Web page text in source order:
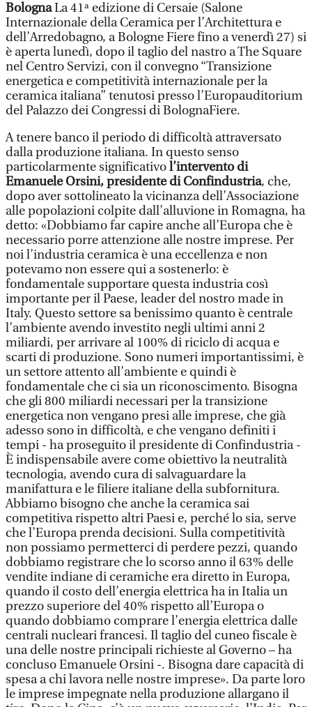
BolognaLa 41ª edizione di Cersaie (Salone
Internazionale della Ceramica per l’Architettura e
dell’Arredobagno, a Bologne Fiere fino a venerdì 27) si
è aperta lunedì, dopo il taglio del nastro a The Square
nel Centro Servizi, con il convegno “Transizione
energetica e competitività internazionale per la
ceramica italiana” tenutosi presso l’Europauditorium
del Palazzo dei Congressi di BolognaFiere.
A tenere banco il periodo di difficoltà attraversato
dalla produzione italiana. In questo senso
particolarmente significativol’intervento di
Emanuele Orsini, presidente di Confindustria, che,
dopo aver sottolineato la vicinanza dell’Associazione
alle popolazioni colpite dall’alluvione in Romagna, ha
detto: «Dobbiamo far capire anche all’Europa che è
necessario porre attenzione alle nostre imprese. Per
noi l’industria ceramica è una eccellenza e non
potevamo non essere qui a sostenerlo: è
fondamentale supportare questa industria così
importante per il Paese, leader del nostro made in
Italy. Questo settore sa benissimo quanto è centrale
l’ambiente avendo investito negli ultimi anni 2
miliardi, per arrivare al 100% di riciclo di acqua e
scarti di produzione. Sono numeri importantissimi, è
un settore attento all’ambiente e quindi è
fondamentale che ci sia un riconoscimento. Bisogna
che gli 800 miliardi necessari per la transizione
energetica non vengano presi alle imprese, che già
adesso sono in difficoltà, e che vengano definiti i
tempi - ha proseguito il presidente di Confindustria -
È indispensabile avere come obiettivo la neutralità
tecnologia, avendo cura di salvaguardare la
manifattura e le filiere italiane della subfornitura.
Abbiamo bisogno che anche la ceramica sai
competitiva rispetto altri Paesi e, perché lo sia, serve
che l’Europa prenda decisioni. Sulla competitività
non possiamo permetterci di perdere pezzi, quando
dobbiamo registrare che lo scorso anno il 63% delle
vendite indiane di ceramiche era diretto in Europa,
quando il costo dell’energia elettrica ha in Italia un
prezzo superiore del 40% rispetto all’Europa o
quando dobbiamo comprare l’energia elettrica dalle
centrali nucleari francesi. Il taglio del cuneo fiscale è
una delle nostre principali richieste al Governo – ha
concluso Emanuele Orsini -. Bisogna dare capacità di
spesa a chi lavora nelle nostre imprese». Da parte loro
le imprese impegnate nella produzione allargano il